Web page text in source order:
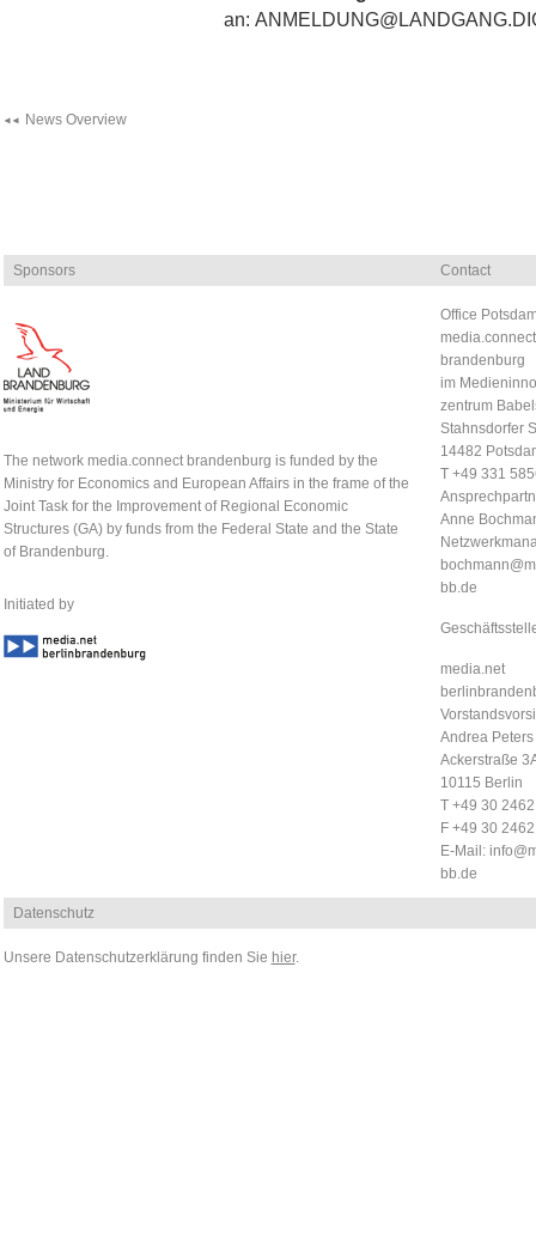
an:
News Overview
Sponsors Contact
The network media.connect brandenburg is funded by the
Ministry for Economics and European Affairs in the frame of the
Joint Task for the Improvement of Regional Economic
Structures (GA) by funds from the Federal State and the State
of Brandenburg.
Initiated by
Office
media.connect
brandenburg
im
zentrum
Stahnsdorfer
14482
T +49 331
Anne
bb.de
media.net
Andrea Peters
Ackerstraße
10115 Berlin
T +49 30
F +49 30
E-Mail:
bb.de
Datenschutz
Unsere Datenschutzerklärung finden Sie hier.